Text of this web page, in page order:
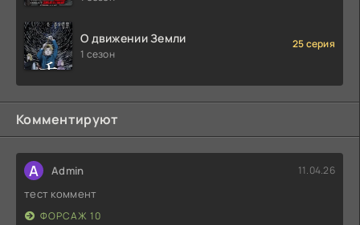
О движении Земли
1 сезон
25 серия
Комментируют
A Admin 11.04.26
тест коммент
ФОРСАЖ 10